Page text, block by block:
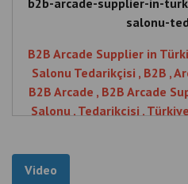
B2B Arcade Supplier in
Salonu Tedarikçisi , B2B ,
Salonu , Tedarikçisi ,
Oyun , Türkiye'de
Video